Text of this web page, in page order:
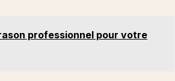
professionnel pour votre